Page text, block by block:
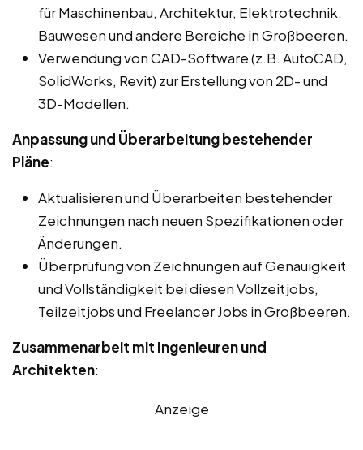
für Maschinenbau, Architektur, Elektrotechnik,
Bauwesen und andere Bereiche in Großbeeren.
Verwendung von CAD-Software (z.B. AutoCAD,
SolidWorks, Revit) zur Erstellung von 2D- und
3D-Modellen.
Anpassung und Überarbeitung bestehender
Pläne:
Aktualisieren und Überarbeiten bestehender
Zeichnungen nach neuen Spezifikationen oder
Änderungen.
Überprüfung von Zeichnungen auf Genauigkeit
und Vollständigkeit bei diesen Vollzeitjobs,
Teilzeitjobs und Freelancer Jobs in Großbeeren.
Zusammenarbeit mit Ingenieuren und
Architekten:
Anzeige